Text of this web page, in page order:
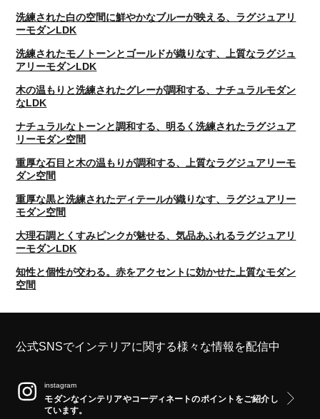
洗練された白の空間に鮮やかなブルーが映える、ラグジュアリ
ーモダンLDK
洗練されたモノトーンとゴールドが織りなす、上質なラグジュ
アリーモダンLDK
木の温もりと洗練されたグレーが調和する、ナチュラルモダン
なLDK
ナチュラルなトーンと調和する、明るく洗練されたラグジュア
リーモダン空間
重厚な石目と木の温もりが調和する、上質なラグジュアリーモ
ダン空間
重厚な黒と洗練されたディテールが織りなす、ラグジュアリー
モダン空間
大理石調とくすみピンクが魅せる、気品あふれるラグジュアリ
ーモダンLDK
知性と個性が交わる。赤をアクセントに効かせた上質なモダン
空間
公式SNSでインテリアに関する様々な情報を配信中
instagram
モダンなインテリアやコーディネートのポイントをご紹介し
ています。